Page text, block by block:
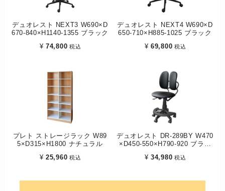
デュオレスト NEXT3 W690×D
670-840×H1140-1355 ブラック
¥ 74,800 税込
デュオレスト NEXT4 W690×D
650-710×H885-1025 ブラック
¥ 69,800 税込
プレト ストレージラック W89
5×D315×H1800 ナチュラル
¥ 25,960 税込
デュオレスト DR-289BY W470
×D450-550×H790-920 ブラッ
¥ 34,980 税込